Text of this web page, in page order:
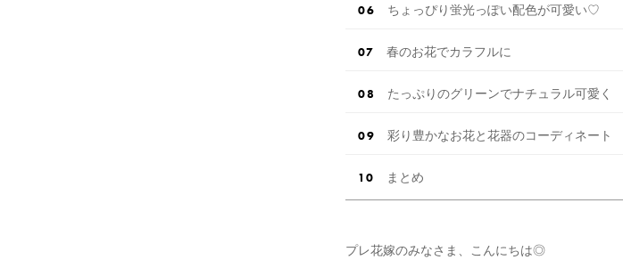
ちょっぴり蛍光っぽい配色が可愛い♡
春のお花でカラフルに
たっぷりのグリーンでナチュラル可愛く
⁡彩り豊かなお花と花器のコーディネート
まとめ
プレ花嫁のみなさま、こんにちは◎